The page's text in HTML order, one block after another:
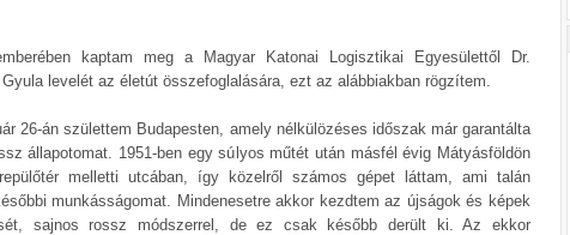
kaptam meg a Magyar Katonai Logisztikai Egyesülettől Dr.
levelét az életút összefoglalására, ezt az alábbiakban rögzítem.
26-án születtem Budapesten, amely nélkülözéses időszak már garantálta
állapotomat. 1951-ben egy súlyos műtét után másfél évig Mátyásföldön
melletti utcában, így közelről számos gépet láttam, ami talán
munkásságomat. Mindenesetre akkor kezdtem az újságok és képek
sajnos rossz módszerrel, de ez csak később derült ki. Az ekkor